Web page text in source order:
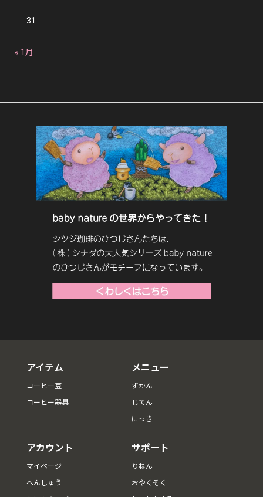
31
« 1月
アイテム
コーヒー豆
コーヒー器具
メニュー
ずかん
じてん
にっき
アカウント
マイページ
へんしゅう
サポート
りねん
おやくそく